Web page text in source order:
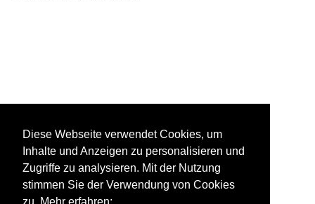
Diese Webseite verwendet Cookies, um
Inhalte und Anzeigen zu personalisieren und
Zugriffe zu analysieren. Mit der Nutzung
stimmen Sie der Verwendung von Cookies